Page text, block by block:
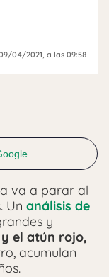
04/2021 , a las 09:58
va a parar al
Un análisis de
y
el atún rojo,
acumulan